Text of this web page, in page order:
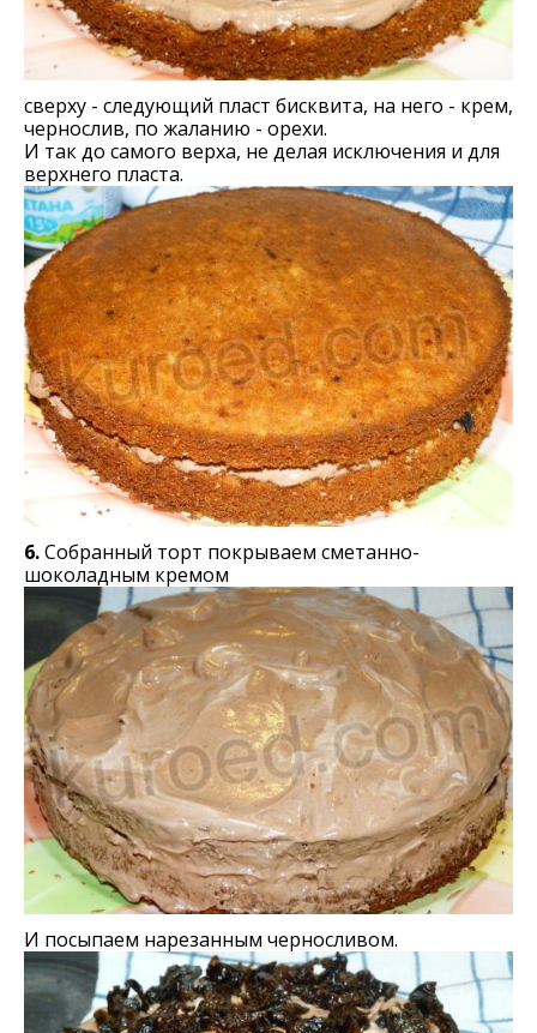
сверху - следующий пласт бисквита, на него - крем,
чернослив, по жаланию - орехи.
И так до самого верха, не делая исключения и для
верхнего пласта.
6.Собранный торт покрываем сметанно-
шоколадным кремом
И посыпаем нарезанным черносливом.